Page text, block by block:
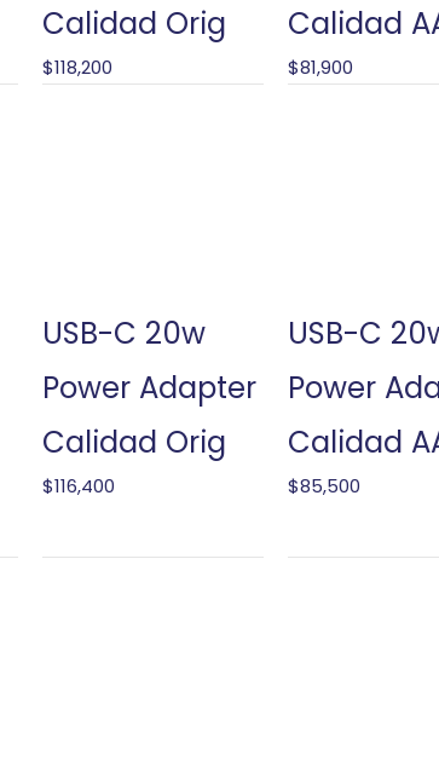
Calidad Orig
$118,200
Calidad
$81,900
USB-C 20w
Power Adapter
Calidad Orig
$116,400
USB-C
Power
Calidad
$85,500